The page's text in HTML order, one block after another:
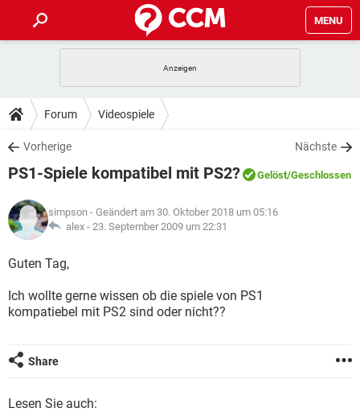
MENU
ANDROID
WINDOWS 10
WHATSAPP TIKTOK
FACEBOOK
TIPPS & TRICKS
SPIELE
WHATSAPP TIKTOK
FACEBOOK
DOWNLOADS
SPIELE STREAMING
ANDROID
WINDOWS 10 INSTAGRAM
WHATSAPP
SPIELE STREAMING
ANDROID
WINDOWS 10
WHATSAPP TIKTOK
LEXIKON
SPIELE
WINDOWS 10 INSTAGRAM
FACEBOOK
Forum Videospiele
Vorherige Nächste
PS1-Spiele kompatibel mit PS2? Gelöst/Geschlossen
simpson - Geändert am 30. Oktober 2018 um 05:16
alex - 23. September 2009 um 22:31
Guten Tag,
Ich wollte gerne wissen ob die spiele von PS1
kompatiebel mit PS2 sind oder nicht??
Share
Lesen Sie auch: